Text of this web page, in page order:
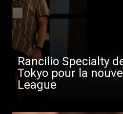
Rancilio Specialty
Tokyo pour la
League